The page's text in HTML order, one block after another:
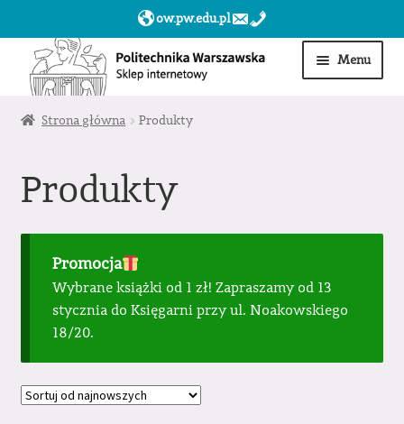
ow.pw.edu.pl
Przejdź
do
nawigacji
Przejdź
do
treści
Menu
Start
Obserwowane
Sklep dla jednostek PW »
Strona główna Produkty
Produkty
Promocja
Wybrane książki od 1 zł! Zapraszamy od 13
stycznia do Księgarni przy ul. Noakowskiego
18/20.